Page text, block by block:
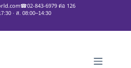
☎02-843-6979 ต่อ 126
· ส. 08:00–14:30